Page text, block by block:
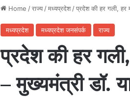
Home /राज्य/मध्यप्रदेश/प्रदेश की हर गली, हर
मध्यप्रदेश मध्यप्रदेश जनसंपर्क राज्य
प्रदेश की हर गली,
– मुख्यमंत्री डॉ.